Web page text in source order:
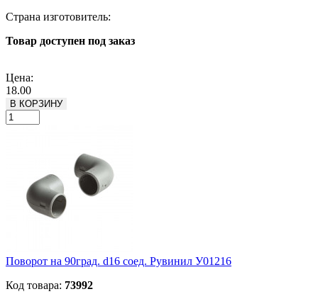
Страна изготовитель:
Товар доступен под заказ
Цена:
18.00
В КОРЗИНУ
Поворот на 90град. d16 соед. Рувинил У01216
Код товара: 73992